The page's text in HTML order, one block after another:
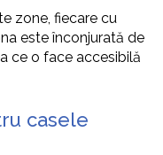
zone, fiecare cu
este înconjurată de
ce o face accesibilă
casele